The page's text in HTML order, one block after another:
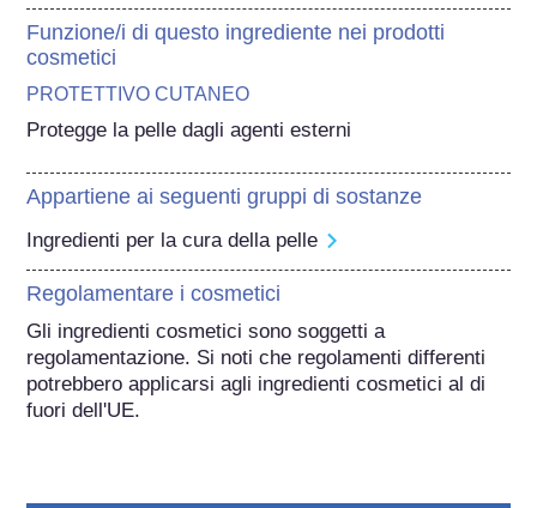
Funzione/i di questo ingrediente nei prodotti
cosmetici
PROTETTIVO CUTANEO
Protegge la pelle dagli agenti esterni
Appartiene ai seguenti gruppi di sostanze
Ingredienti per la cura della pelle
Regolamentare i cosmetici
Gli ingredienti cosmetici sono soggetti a
regolamentazione. Si noti che regolamenti differenti
potrebbero applicarsi agli ingredienti cosmetici al di
fuori dell'UE.